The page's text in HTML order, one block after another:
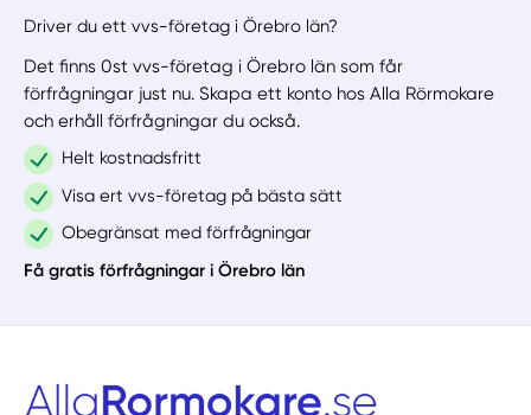
Driver du ett vvs-företag i Örebro län?
Det finns 0st vvs-företag i Örebro län som får
förfrågningar just nu. Skapa ett konto hos Alla Rörmokare
och erhåll förfrågningar du också.
Helt kostnadsfritt
Visa ert vvs-företag på bästa sätt
Obegränsat med förfrågningar
Få gratis förfrågningar i Örebro län